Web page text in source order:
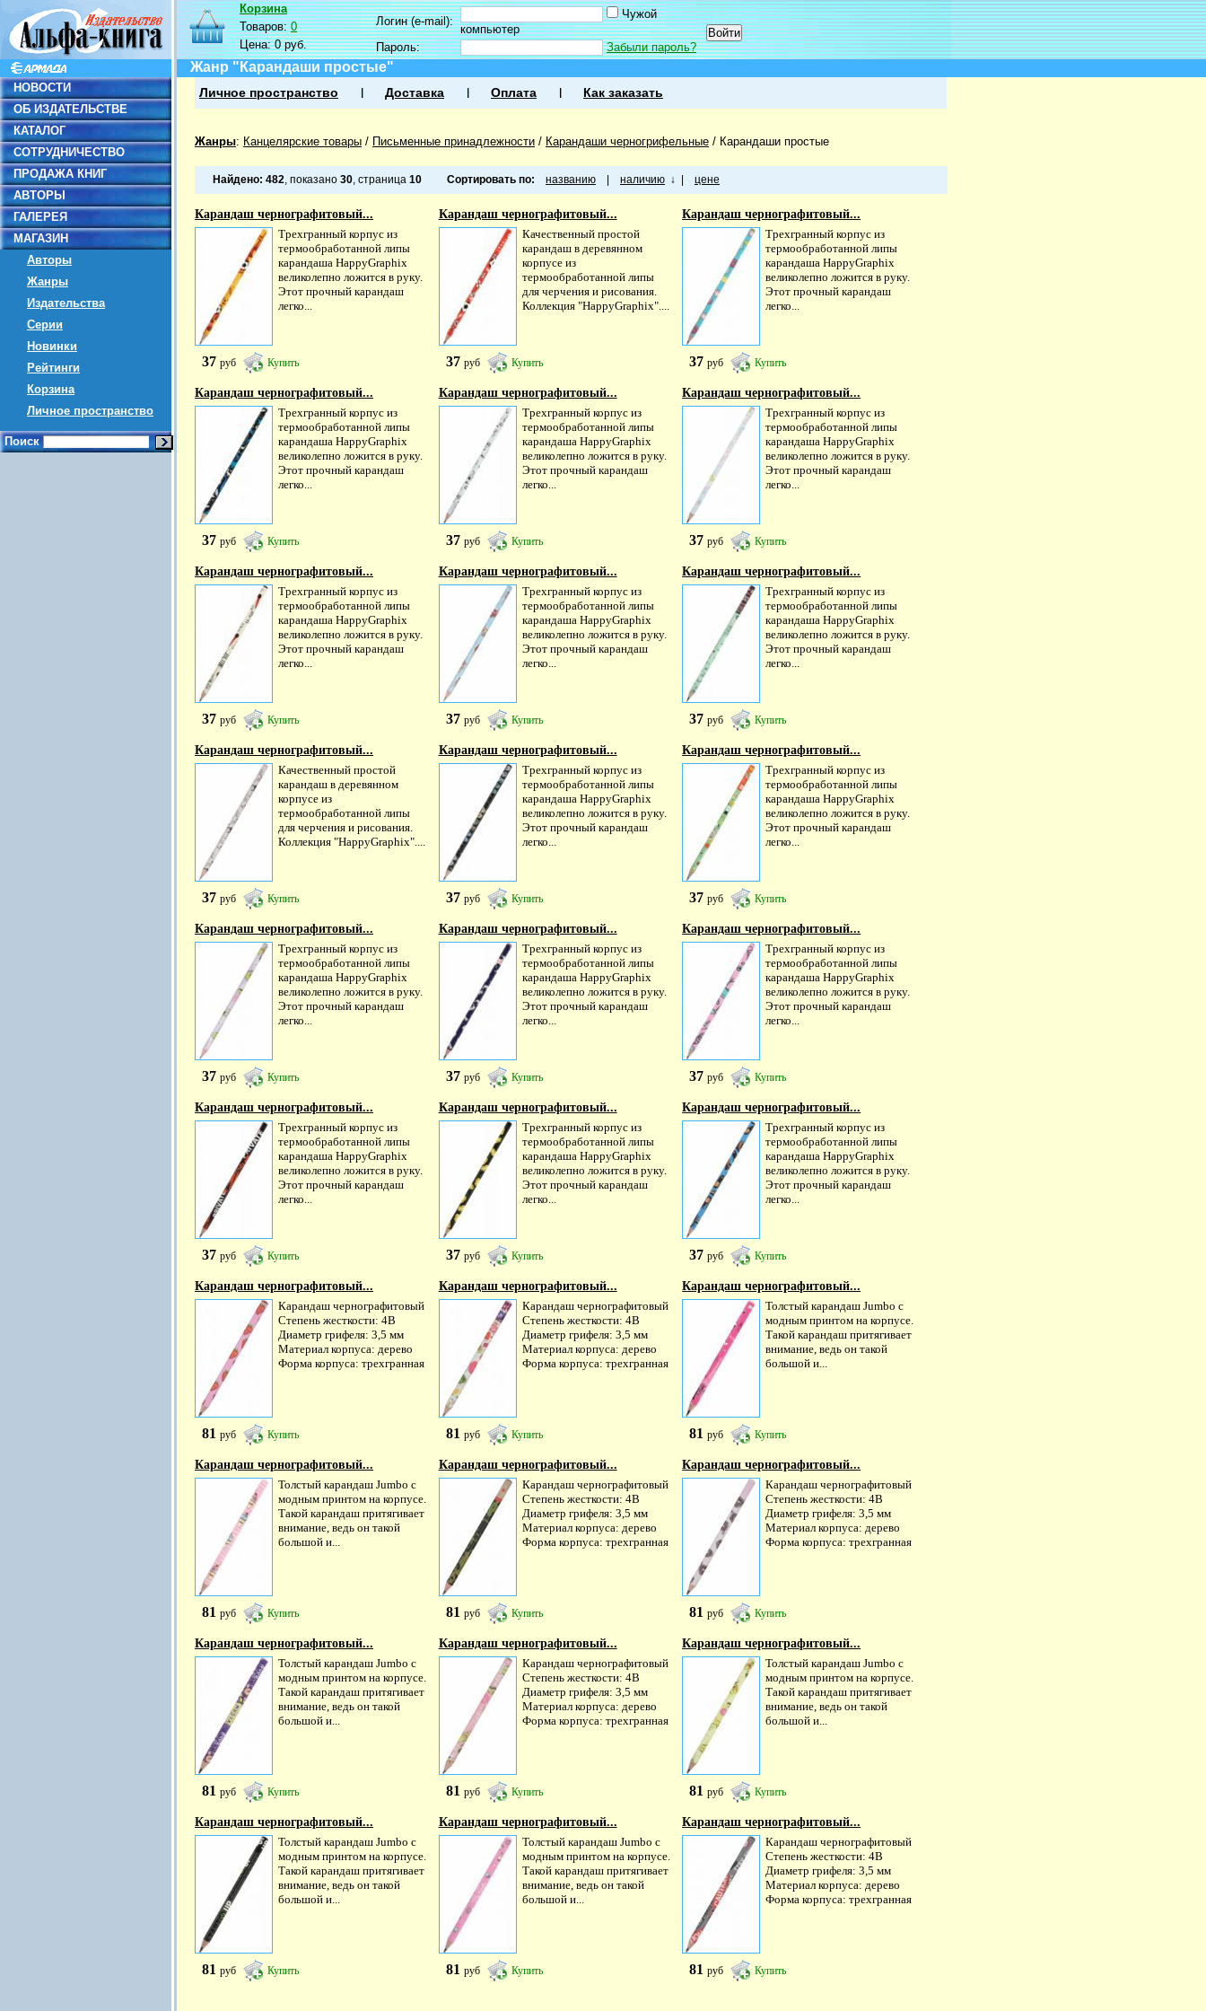
НОВОСТИ
ОБ ИЗДАТЕЛЬСТВЕ
КАТАЛОГ
СОТРУДНИЧЕСТВО
ПРОДАЖА КНИГ
АВТОРЫ
ГАЛЕРЕЯ
МАГАЗИН
Авторы
Жанры
Издательства
Серии
Новинки
Рейтинги
Корзина
Личное пространство
Поиск
Корзина
Товаров:0
Цена:0 руб.
Логин (e-mail):
Чужой
компьютер
Пароль:
Забыли пароль?
Жанр "Карандаши простые"
Личное пространство Доставка Оплата Как заказать
Жанры: Канцелярские товары / Письменные принадлежности / Карандаши черногрифельные / Карандаши простые
Найдено: 482, показано 30, страница 10 Сортировать по: названию наличию ↓ цене
Карандаш чернографитовый...
Трехгранный корпус из
термообработанной липы
карандаша HappyGraphiх
великолепно ложится в руку.
Этот прочный карандаш
легко...
37 руб Купить
Карандаш чернографитовый...
Качественный простой
карандаш в деревянном
корпусе из
термообработанной липы
для черчения и рисования.
Коллекция "HappyGraphix"....
37 руб Купить
Карандаш чернографитовый...
Трехгранный корпус из
термообработанной липы
карандаша HappyGraphiх
великолепно ложится в руку.
Этот прочный карандаш
легко...
37руб Купить
Карандаш чернографитовый...
Трехгранный корпус из
термообработанной липы
карандаша HappyGraphiх
великолепно ложится в руку.
Этот прочный карандаш
легко...
37 руб Купить
Карандаш чернографитовый...
Трехгранный корпус из
термообработанной липы
карандаша HappyGraphiх
великолепно ложится в руку.
Этот прочный карандаш
легко...
37 руб Купить
Карандаш чернографитовый...
Трехгранный корпус из
термообработанной липы
карандаша HappyGraphiх
великолепно ложится в руку.
Этот прочный карандаш
легко...
37руб Купить
Карандаш чернографитовый...
Трехгранный корпус из
термообработанной липы
карандаша HappyGraphiх
великолепно ложится в руку.
Этот прочный карандаш
легко...
37 руб Купить
Карандаш чернографитовый...
Трехгранный корпус из
термообработанной липы
карандаша HappyGraphiх
великолепно ложится в руку.
Этот прочный карандаш
легко...
37 руб Купить
Карандаш чернографитовый...
Трехгранный корпус из
термообработанной липы
карандаша HappyGraphiх
великолепно ложится в руку.
Этот прочный карандаш
легко...
37руб Купить
Карандаш чернографитовый...
Качественный простой
карандаш в деревянном
корпусе из
термообработанной липы
для черчения и рисования.
Коллекция "HappyGraphix"....
37 руб Купить
Карандаш чернографитовый...
Трехгранный корпус из
термообработанной липы
карандаша HappyGraphiх
великолепно ложится в руку.
Этот прочный карандаш
легко...
37 руб Купить
Карандаш чернографитовый...
Трехгранный корпус из
термообработанной липы
карандаша HappyGraphiх
великолепно ложится в руку.
Этот прочный карандаш
легко...
37руб Купить
Карандаш чернографитовый...
Трехгранный корпус из
термообработанной липы
карандаша HappyGraphiх
великолепно ложится в руку.
Этот прочный карандаш
легко...
37 руб Купить
Карандаш чернографитовый...
Трехгранный корпус из
термообработанной липы
карандаша HappyGraphiх
великолепно ложится в руку.
Этот прочный карандаш
легко...
37 руб Купить
Карандаш чернографитовый...
Трехгранный корпус из
термообработанной липы
карандаша HappyGraphiх
великолепно ложится в руку.
Этот прочный карандаш
легко...
37руб Купить
Карандаш чернографитовый...
Трехгранный корпус из
термообработанной липы
карандаша HappyGraphiх
великолепно ложится в руку.
Этот прочный карандаш
легко...
37 руб Купить
Карандаш чернографитовый...
Трехгранный корпус из
термообработанной липы
карандаша HappyGraphiх
великолепно ложится в руку.
Этот прочный карандаш
легко...
37 руб Купить
Карандаш чернографитовый...
Трехгранный корпус из
термообработанной липы
карандаша HappyGraphiх
великолепно ложится в руку.
Этот прочный карандаш
легко...
37руб Купить
Карандаш чернографитовый...
Карандаш чернографитовый
Степень жесткости: 4B
Диаметр грифеля: 3,5 мм
Материал корпуса: дерево
Форма корпуса: трехгранная
81 руб Купить
Карандаш чернографитовый...
Карандаш чернографитовый
Степень жесткости: 4B
Диаметр грифеля: 3,5 мм
Материал корпуса: дерево
Форма корпуса: трехгранная
81 руб Купить
Карандаш чернографитовый...
Толстый карандаш Jumbo с
модным принтом на корпусе.
Такой карандаш притягивает
внимание, ведь он такой
большой и...
81руб Купить
Карандаш чернографитовый...
Толстый карандаш Jumbo с
модным принтом на корпусе.
Такой карандаш притягивает
внимание, ведь он такой
большой и...
81 руб Купить
Карандаш чернографитовый...
Карандаш чернографитовый
Степень жесткости: 4B
Диаметр грифеля: 3,5 мм
Материал корпуса: дерево
Форма корпуса: трехгранная
81 руб Купить
Карандаш чернографитовый...
Карандаш чернографитовый
Степень жесткости: 4B
Диаметр грифеля: 3,5 мм
Материал корпуса: дерево
Форма корпуса: трехгранная
81руб Купить
Карандаш чернографитовый...
Толстый карандаш Jumbo с
модным принтом на корпусе.
Такой карандаш притягивает
внимание, ведь он такой
большой и...
81 руб Купить
Карандаш чернографитовый...
Карандаш чернографитовый
Степень жесткости: 4B
Диаметр грифеля: 3,5 мм
Материал корпуса: дерево
Форма корпуса: трехгранная
81 руб Купить
Карандаш чернографитовый...
Толстый карандаш Jumbo с
модным принтом на корпусе.
Такой карандаш притягивает
внимание, ведь он такой
большой и...
81руб Купить
Карандаш чернографитовый...
Толстый карандаш Jumbo с
модным принтом на корпусе.
Такой карандаш притягивает
внимание, ведь он такой
большой и...
81 руб Купить
Карандаш чернографитовый...
Толстый карандаш Jumbo с
модным принтом на корпусе.
Такой карандаш притягивает
внимание, ведь он такой
большой и...
81 руб Купить
Карандаш чернографитовый...
Карандаш чернографитовый
Степень жесткости: 4B
Диаметр грифеля: 3,5 мм
Материал корпуса: дерево
Форма корпуса: трехгранная
81руб Купить